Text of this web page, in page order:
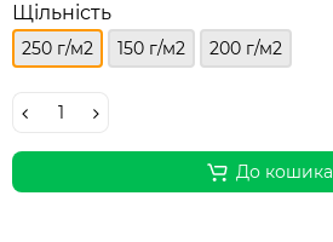
Щільність
250 г/м2 150 г/м2 200 г/м2
До кошика